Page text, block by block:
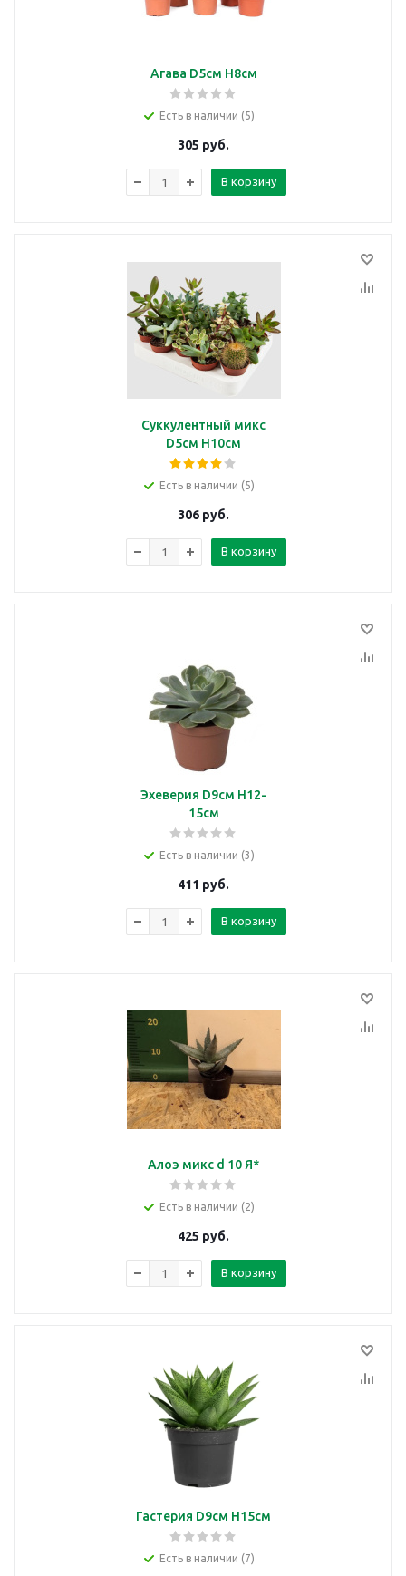
Агава D5см H8см
Есть в наличии (5)
305 руб.
В корзину
Суккулентный микс
D5см H10см
Есть в наличии (5)
306 руб.
В корзину
Эхеверия D9см H12-
15см
Есть в наличии (3)
411 руб.
В корзину
Алоэ микс d 10 Я*
Есть в наличии (2)
425 руб.
В корзину
Гастерия D9см H15см
Есть в наличии (7)